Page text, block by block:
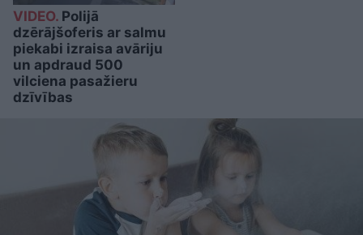
VIDEO. Polijā
dzērājšoferis ar salmu
piekabi izraisa avāriju
un apdraud 500
vilciena pasažieru
dzīvības